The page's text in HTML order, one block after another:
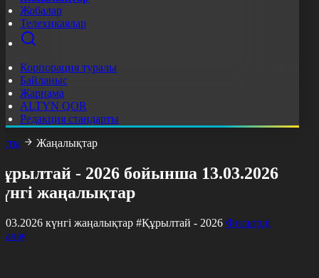
Жобалар
Телехикаялар
Корпорация туралы
Байланыс
Жарнама
ALTYN QOR
Редакция стандарты
Жаңалықтар
- 2026 бойынша 13.03.2026
жаңалықтар
күнгі жаңалықтар #Құрылтай - 2026 Фильтрді